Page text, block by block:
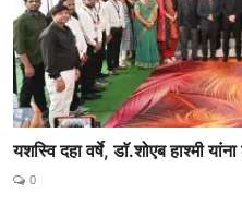
यशस्वि दहा वर्षे, डाॅ.शोएब हाश्मी
0